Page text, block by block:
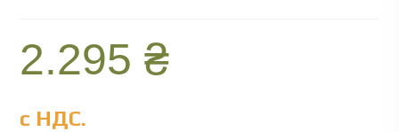
2.295₴
с НДС.